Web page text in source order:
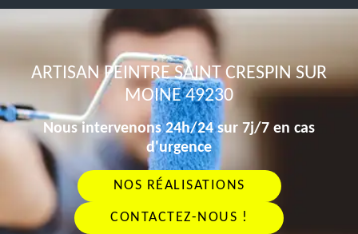
ARTISAN PEINTRE SAINT CRESPIN SUR
MOINE 49230
Nous intervenons 24h/24 sur 7j/7 en cas
d'urgence
NOS RÉALISATIONS
CONTACTEZ-NOUS !